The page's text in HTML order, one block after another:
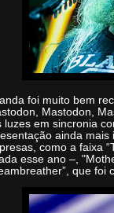
foi muito bem
Mastodon,
luzes em sincronia
ainda mais
como a faixa
esse ano –,
que foi